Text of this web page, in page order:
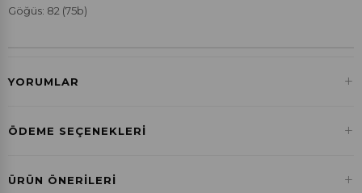
Göğüs: 82 (75b)
YORUMLAR +
ÖDEME SEÇENEKLERI +
Havale ile Ödeme
ÜRÜN ÖNERILERI +